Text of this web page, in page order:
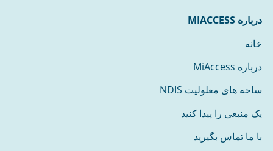
درباره MIACCESS
خانه
درباره MiAccess
ساحه های معلولیت NDIS
یک منبعی را پیدا کنید
با ما تماس بگیرید